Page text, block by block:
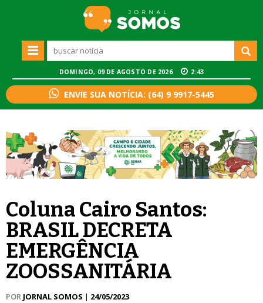
DOMINGO, 09 DE AGOSTO DE 2026 2:43
ENVIE SUA NOTÍCIA: (64) 9 9917-5445
Coluna Cairo Santos:
BRASIL DECRETA
EMERGÊNCIA
ZOOSSANITÁRIA
POR JORNAL SOMOS | 24/05/2023